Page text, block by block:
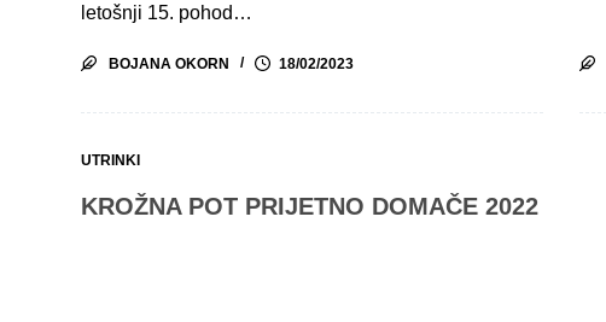
letošnji 15. pohod…
BOJANA OKORN 18/02/2023
UTRINKI
KROŽNA POT PRIJETNO DOMAČE 2022